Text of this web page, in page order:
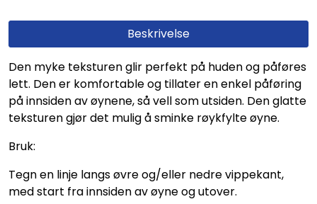
Beskrivelse
Den myke teksturen glir perfekt på huden og påføres
lett. Den er komfortable og tillater en enkel påføring
på innsiden av øynene, så vell som utsiden. Den glatte
teksturen gjør det mulig å sminke røykfylte øyne.
Bruk:
Tegn en linje langs øvre og/eller nedre vippekant,
med start fra innsiden av øyne og utover.